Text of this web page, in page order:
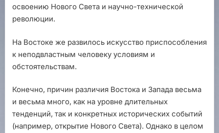
освоению Нового Света и научно-технической
революции.
На Востоке же развилось искусство приспособления
к неподвластным человеку условиям и
обстоятельствам.
Конечно, причин различия Востока и Запада весьма
и весьма много, как на уровне длительных
тенденций, так и конкретных исторических событий
(например, открытие Нового Света). Однако в целом